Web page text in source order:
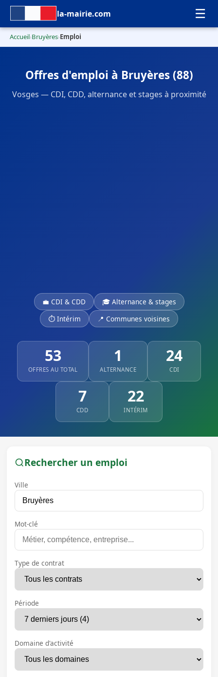
la-mairie.com ☰
Accueil›Bruyères›Emploi
Offres d'emploi à Bruyères (88)
Vosges — CDI, CDD, alternance et stages à proximité
💼 CDI & CDD
🎓 Alternance & stages
⏱ Intérim
📍 Communes voisines
53
OFFRES AU TOTAL
1
ALTERNANCE
24
CDI
7
CDD
22
INTÉRIM
Rechercher un emploi
Ville
Mot-clé
Type de contrat
Période
Domaine d'activité